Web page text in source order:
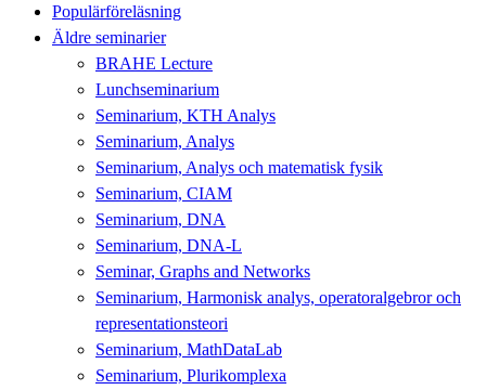
Populärföreläsning
Äldre seminarier
BRAHE Lecture
Lunchseminarium
Seminarium, KTH Analys
Seminarium, Analys
Seminarium, Analys och matematisk fysik
Seminarium, CIAM
Seminarium, DNA
Seminarium, DNA-L
Seminar, Graphs and Networks
Seminarium, Harmonisk analys, operatoralgebror och
representationsteori
Seminarium, MathDataLab
Seminarium, Plurikomplexa